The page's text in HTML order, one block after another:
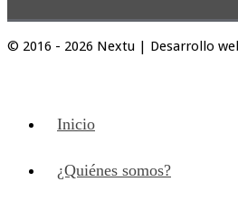
© 2016 - 2026 Nextu | Desarrollo
Inicio
¿Quiénes somos?